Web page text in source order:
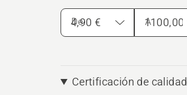
De A
Certificación de calidad